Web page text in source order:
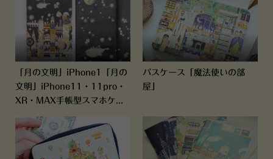
「月の文明」iPhone1「月の
文明」iPhone11・11pro・
XR・MAX手帳型スマホケ...
パスケース「魔法使いの部
屋」